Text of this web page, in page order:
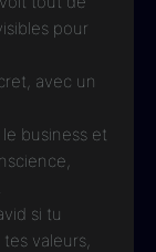
pour
avec un
business et
si tu
valeurs,